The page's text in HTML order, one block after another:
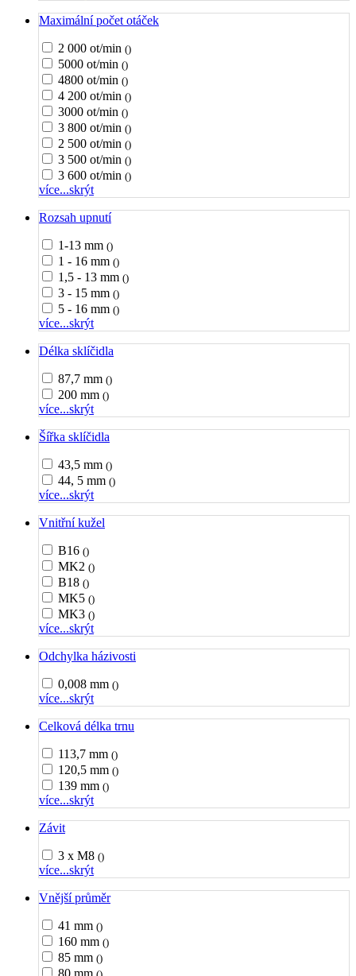
Maximální počet otáček
2 000 ot/min ()
5000 ot/min ()
4800 ot/min ()
4 200 ot/min ()
3000 ot/min ()
3 800 ot/min ()
2 500 ot/min ()
3 500 ot/min ()
3 600 ot/min ()
více...skrýt
Rozsah upnutí
1-13 mm ()
1 - 16 mm ()
1,5 - 13 mm ()
3 - 15 mm ()
5 - 16 mm ()
více...skrýt
Délka sklíčidla
87,7 mm ()
200 mm ()
více...skrýt
Šířka sklíčidla
43,5 mm ()
44, 5 mm ()
více...skrýt
Vnitřní kužel
B16 ()
MK2 ()
B18 ()
MK5 ()
MK3 ()
více...skrýt
Odchylka házivosti
0,008 mm ()
více...skrýt
Celková délka trnu
113,7 mm ()
120,5 mm ()
139 mm ()
více...skrýt
Závit
3 x M8 ()
více...skrýt
Vnější průměr
41 mm ()
160 mm ()
85 mm ()
80 mm